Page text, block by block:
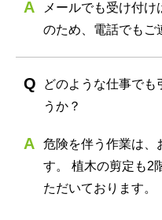
メールでも受け付
のため、電話でもご
どのような仕事でも
うか？
危険を伴う作業は、
す。 植木の剪定も2
ただいております。